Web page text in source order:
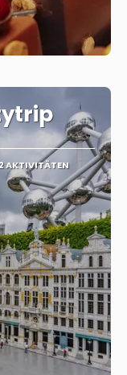
2 AKTIVITÄTEN